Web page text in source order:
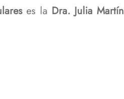
es la Dra. Julia